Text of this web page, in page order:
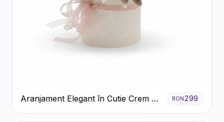
Aranjament Elegant în Cutie Crem cu
Crizanteme și Trandafiri
RON299